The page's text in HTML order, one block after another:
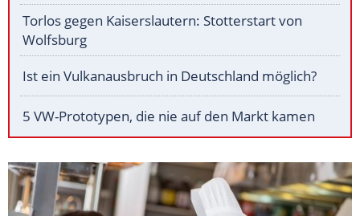
Torlos gegen Kaiserslautern: Stotterstart von
Wolfsburg
Ist ein Vulkanausbruch in Deutschland möglich?
5 VW-Prototypen, die nie auf den Markt kamen